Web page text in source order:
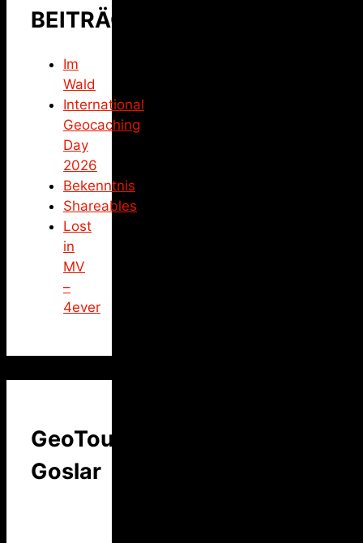
BEITRÄGE
Im
Wald
International
Geocaching
Day
2026
Bekenntnis
Shareables
Lost
in
MV
–
4ever
GeoTour
Goslar